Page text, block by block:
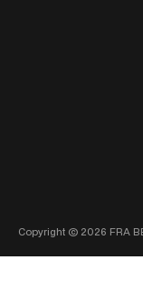
Copyright © 2026 FRA